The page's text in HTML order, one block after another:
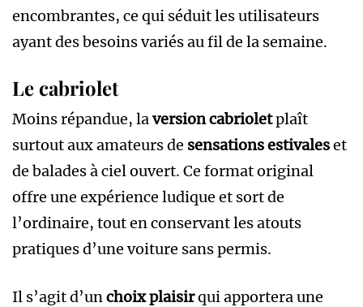
encombrantes, ce qui séduit les utilisateurs
ayant des besoins variés au fil de la semaine.
Le cabriolet
Moins répandue, la version cabrioletplaît
surtout aux amateurs de sensations estivaleset
de balades à ciel ouvert. Ce format original
offre une expérience ludique et sort de
l’ordinaire, tout en conservant les atouts
pratiques d’une voiture sans permis.
Il s’agit d’un choix plaisirqui apportera une